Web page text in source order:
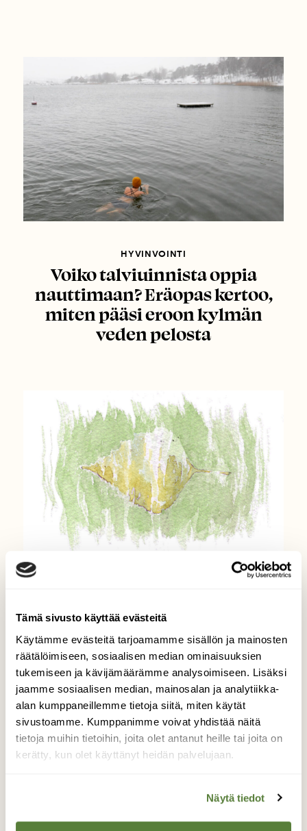
Tämä sivusto käyttää evästeitä
Käytämme evästeitä tarjoamamme sisällön ja mainosten
räätälöimiseen, sosiaalisen median ominaisuuksien
tukemiseen ja kävijämäärämme analysoimiseen. Lisäksi
jaamme sosiaalisen median, mainosalan ja analytiikka-
alan kumppaneillemme tietoja siitä, miten käytät
sivustoamme. Kumppanimme voivat yhdistää näitä
tietoja muihin tietoihin, joita olet antanut heille tai joita on
kerätty, kun olet käyttänyt heidän palvelujaan.
Näytä tiedot
HYVINVOINTI
Voiko talviuinnista oppia
nauttimaan? Eräopas kertoo,
miten pääsi eroon kylmän
veden pelosta
alkaa järvivesissä 16.10.